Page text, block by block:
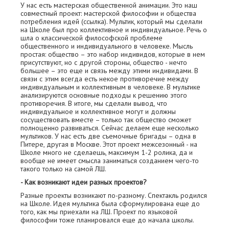
У нас есть мастерская общественной анимации. Это наш
совместный проект: мастерской философии и общества
потребления идей (ссылка). Мультик, который мы сделали
на Школе был про коллективное и индивидуальное. Речь о
шла о классической философской проблеме
общественного и индивидуального в человеке. Мысль
простая: общество – это набор индивидов, которые в нем
присутствуют, но с другой стороны, общество - нечто
большее – это еще и связь между этими индивидами. В
связи с этим всегда есть некое противоречие между
индивидуальным и коллективным в человеке. В мультике
анализируются основные подходы к решению этого
противоречия. В итоге, мы сделали вывод, что
индивидуальное и коллективное могут и должны
сосуществовать вместе – только так общество сможет
полноценно развиваться. Сейчас делаем еще несколько
мультиков. У нас есть две съемочные бригады – одна в
Питере, другая в Москве. Этот проект межсезонный - на
Школе много не сделаешь, максимум 1-2 ролика, да и
вообще не имеет смысла заниматься созданием чего-то
такого только на самой ЛШ.
- Как возникают идеи разных проектов?
Разные проекты возникают по-разному. Спектакль родился
на Школе. Идея мультика была сформулирована еще до
того, как мы приехали на ЛШ. Проект по языковой
философии тоже планировался еще до начала школы.